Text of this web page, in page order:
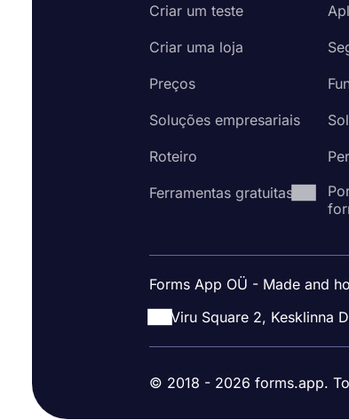
Criar um teste
Criar uma loja
Preços
Soluções empresariais
Roteiro
Ferramentas gratuitas
Forms App OÜ - Made and
Viru Square 2, Kesklinna
© 2018 - 2026 forms.app.